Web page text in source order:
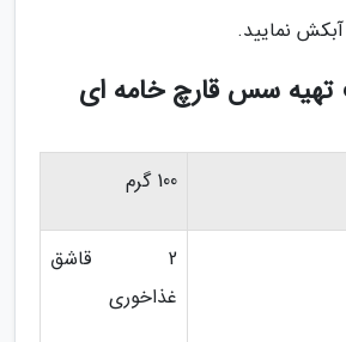
نمایید.
تهیه سس قارچ خامه ای
100 گرم
2 قاشق
غذاخوری